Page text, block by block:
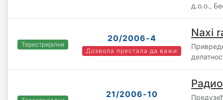
д.о.о.,
Терестријални
20/2006-4
Дозвола престала да важи
Naxi
21/2006-10